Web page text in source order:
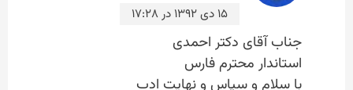
۱۵ دی ۱۳۹۲ در ۱۷:۲۸
جناب آقای دکتر احمدی
استاندار محترم فارس
با سلام و سپاس و نهایت ادب